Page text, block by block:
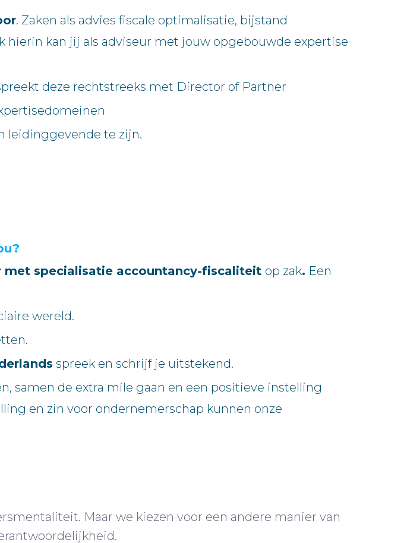
. Zaken als advies fiscale optimalisatie, bijstand
kan jij als adviseur met jouw opgebouwde expertise
deze rechtstreeks met Director of Partner
leidinggevende te zijn.
specialisatie accountancy-fiscaliteit op zak. Een
wereld.
spreek en schrijf je uitstekend.
samen de extra mile gaan en een positieve instelling
en zin voor ondernemerschap kunnen onze
Maar we kiezen voor een andere manier van